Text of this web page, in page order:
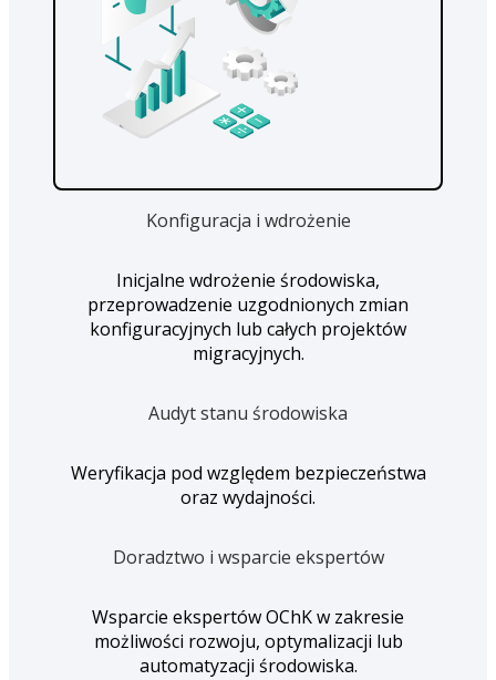
Konfiguracja i wdrożenie
Inicjalne wdrożenie środowiska,
przeprowadzenie uzgodnionych zmian
konfiguracyjnych lub całych projektów
migracyjnych.
Audyt stanu środowiska
Weryfikacja pod względem bezpieczeństwa
oraz wydajności.
Doradztwo i wsparcie ekspertów
Wsparcie ekspertów OChK w zakresie
możliwości rozwoju, optymalizacji lub
automatyzacji środowiska.